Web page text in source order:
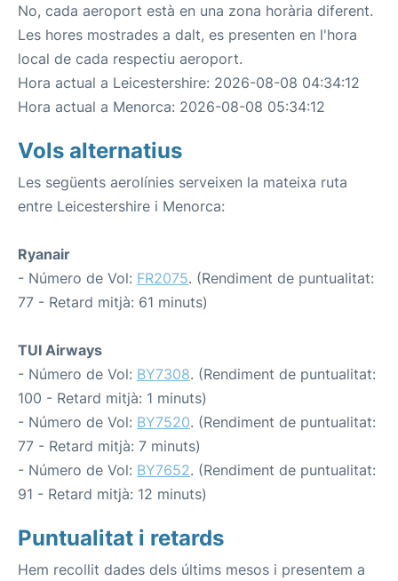
No, cada aeroport està en una zona horària diferent.
Les hores mostrades a dalt, es presenten en l'hora
local de cada respectiu aeroport.
Hora actual a Leicestershire: 2026-08-08 04:34:12
Hora actual a Menorca: 2026-08-08 05:34:12
Vols alternatius
Les següents aerolínies serveixen la mateixa ruta
entre Leicestershire i Menorca:
Ryanair
- Número de Vol: FR2075. (Rendiment de puntualitat:
77 - Retard mitjà: 61 minuts)
TUI Airways
- Número de Vol: BY7308. (Rendiment de puntualitat:
100 - Retard mitjà: 1 minuts)
- Número de Vol: BY7520. (Rendiment de puntualitat:
77 - Retard mitjà: 7 minuts)
- Número de Vol: BY7652. (Rendiment de puntualitat:
91 - Retard mitjà: 12 minuts)
Puntualitat i retards
Hem recollit dades dels últims mesos i presentem a